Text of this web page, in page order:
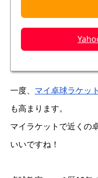
一度、 マイ卓球ラケット
も高まります。
マイラケットで近くの
いいですね！